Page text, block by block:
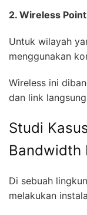
2. Wireless
Untuk wilayah
menggunakan
Wireless ini
dan link
Studi
Bandwidth
Di sebuah
melakukan